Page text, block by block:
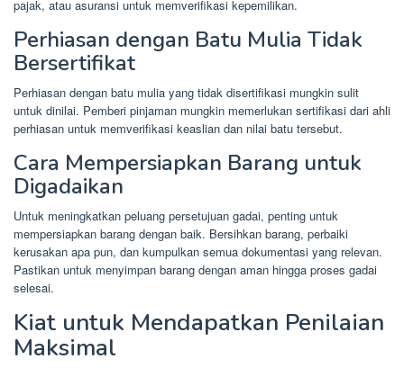
pajak, atau asuransi untuk memverifikasi kepemilikan.
Perhiasan dengan Batu Mulia Tidak
Bersertifikat
Perhiasan dengan batu mulia yang tidak disertifikasi mungkin sulit
untuk dinilai. Pemberi pinjaman mungkin memerlukan sertifikasi dari ahli
perhiasan untuk memverifikasi keaslian dan nilai batu tersebut.
Cara Mempersiapkan Barang untuk
Digadaikan
Untuk meningkatkan peluang persetujuan gadai, penting untuk
mempersiapkan barang dengan baik. Bersihkan barang, perbaiki
kerusakan apa pun, dan kumpulkan semua dokumentasi yang relevan.
Pastikan untuk menyimpan barang dengan aman hingga proses gadai
selesai.
Kiat untuk Mendapatkan Penilaian
Maksimal